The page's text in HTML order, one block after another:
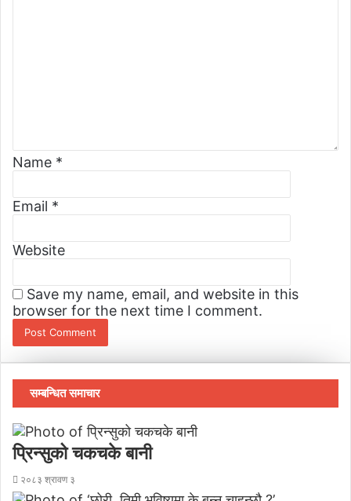
Name *
Email *
Website
Save my name, email, and website in this
browser for the next time I comment.
सम्बन्धित समाचार
प्रिन्सुको चकचके बानी
२०८३ श्रावण ३